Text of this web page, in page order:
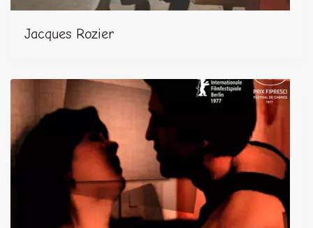
Jacques Rozier